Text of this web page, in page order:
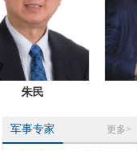
军事专家 更多>